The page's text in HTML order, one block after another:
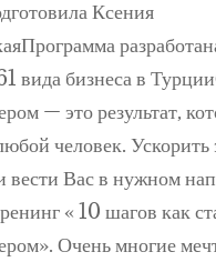
Ксения
вида бизнеса в
— это результат,
человек. Ускорить
вести Вас в нужном
« 10 шагов как
Очень многие